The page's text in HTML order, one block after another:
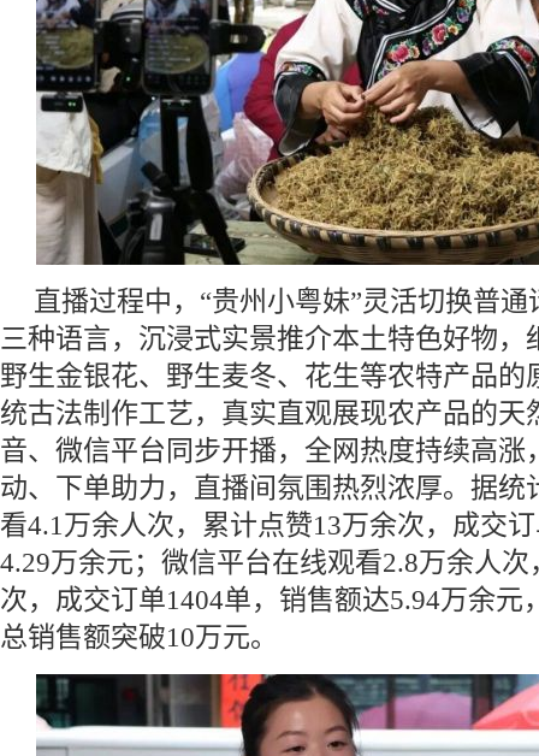
直播过程中，“贵州小粤妹”灵活切换普
三种语言，沉浸式实景推介本土特色好物，
野生金银花、野生麦冬、花生等农特产品的
统古法制作工艺，真实直观展现农产品的天
音、微信平台同步开播，全网热度持续高涨
动、下单助力，直播间氛围热烈浓厚。据统
看4.1万余人次，累计点赞13万余次，成交
4.29万余元；微信平台在线观看2.8万余人
次，成交订单1404单，销售额达5.94万余元
总销售额突破10万元。